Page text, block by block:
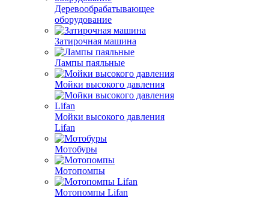
Деревообрабатывающее
оборудование
Затирочная машина
Лампы паяльные
Мойки высокого давления
Мойки высокого давления
Lifan
Мотобуры
Мотопомпы
Мотопомпы Lifan